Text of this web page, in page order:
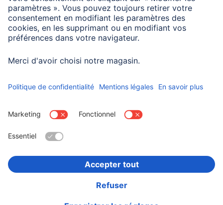
Avec des stylos à encre gel, vous annotez votre album de
façon personnelle.
Informations institutionnelles
Confidentialité et Securité